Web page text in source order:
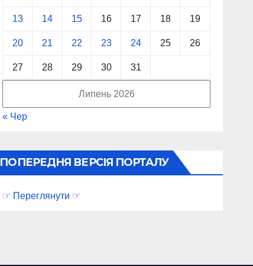
Липень 2026
13 14 15 16 17 18 19
20 21 22 23 24 25 26
27 28 29 30 31
« Чер
ПОПЕРЕДНЯ ВЕРСІЯ ПОРТАЛУ
☞ Переглянути ☞